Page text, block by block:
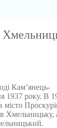
Кам’янець-
1937 року. В
місто
Хмельницьку,